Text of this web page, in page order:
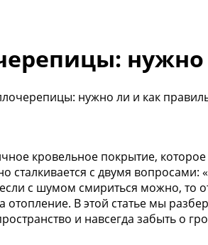
нужно
нужно ли и как
кровельное покрытие,
сталкивается с двумя
с шумом смириться можно, то
В этой статье мы
и навсегда забыть о